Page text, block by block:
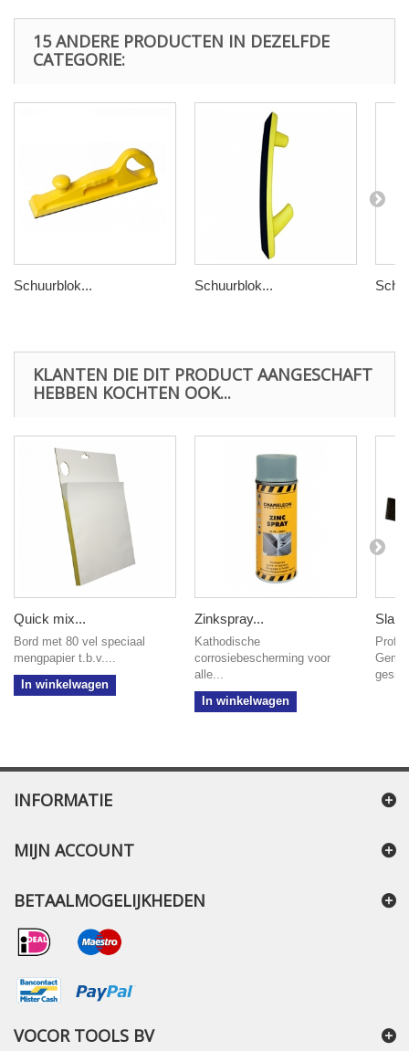
15 ANDERE PRODUCTEN IN DEZELFDE
CATEGORIE:
Schuurblok... Schuurblok...
KLANTEN DIE DIT PRODUCT AANGESCHAFT
HEBBEN KOCHTEN OOK...
Quick mix...
Bord met 80 vel speciaal
mengpapier t.b.v....
In winkelwagen
Zinkspray...
Kathodische
corrosiebescherming voor
alle...
In winkelwagen
INFORMATIE
MIJN ACCOUNT
BETAALMOGELIJKHEDEN
VOCOR TOOLS BV